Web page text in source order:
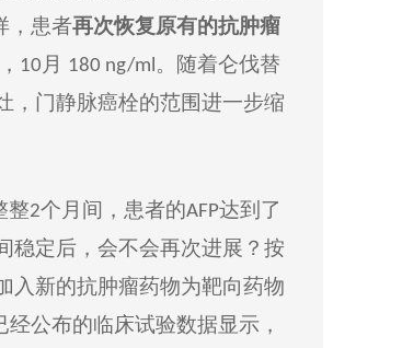
，患者再次恢复原有的抗肿瘤
， 10 月 180 ng/ml 。 随着仑伐替
，门静脉癌栓的范围进一步缩
整2个月 间，患者的AFP达到 了
稳定后，会不会再次进展？按
入 新的抗肿瘤药物为靶向药物
经公布的临床试验数据显示 ，